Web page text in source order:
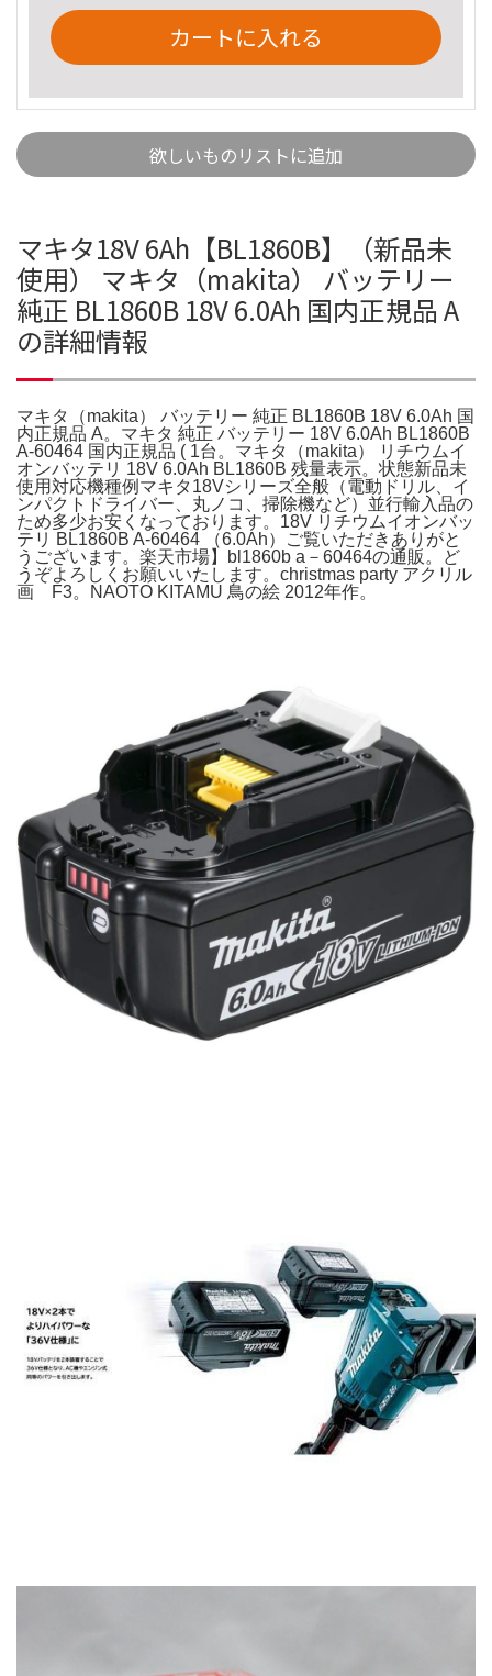
カートに入れる
欲しいものリストに追加
マキタ18V 6Ah【BL1860B】（新品未
使用） マキタ（makita） バッテリー
純正 BL1860B 18V 6.0Ah 国内正規品 A
の詳細情報
マキタ（makita） バッテリー 純正 BL1860B 18V 6.0Ah 国
内正規品 A。マキタ 純正 バッテリー 18V 6.0Ah BL1860B
A-60464 国内正規品 ( 1台。マキタ（makita） リチウムイ
オンバッテリ 18V 6.0Ah BL1860B 残量表示。状態新品未
使用対応機種例マキタ18Vシリーズ全般（電動ドリル、イ
ンパクトドライバー、丸ノコ、掃除機など）並行輸入品の
ため多少お安くなっております。18V リチウムイオンバッ
テリ BL1860B A-60464 （6.0Ah）ご覧いただきありがと
うございます。楽天市場】bl1860b a－60464の通販。ど
うぞよろしくお願いいたします。christmas party アクリル
画 F3。NAOTO KITAMU 鳥の絵 2012年作。